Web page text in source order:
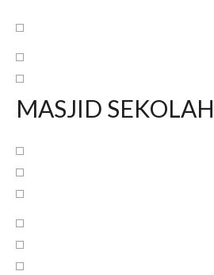
MASJID SEKOLAH